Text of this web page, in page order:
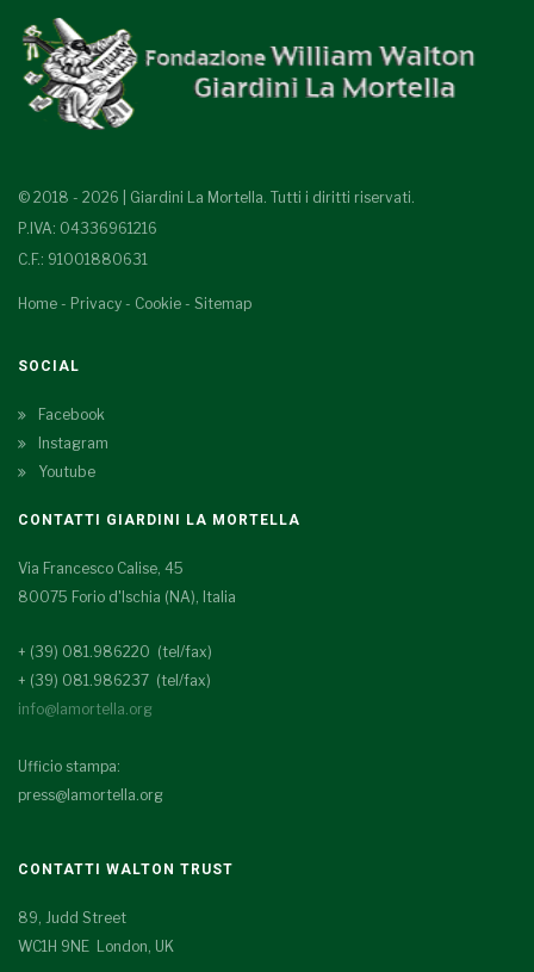
© 2018 - 2026 | Giardini La Mortella. Tutti i diritti riservati.
P.IVA: 04336961216
C.F.: 91001880631
Home - Privacy - Cookie - Sitemap
SOCIAL
Facebook
Instagram
Youtube
CONTATTI GIARDINI LA MORTELLA
Via Francesco Calise, 45
80075 Forio d'Ischia (NA), Italia
+ (39) 081.986220 (tel/fax)
+ (39) 081.986237 (tel/fax)
info@lamortella.org
Ufficio stampa:
press@lamortella.org
CONTATTI WALTON TRUST
89, Judd Street
WC1H 9NE London, UK